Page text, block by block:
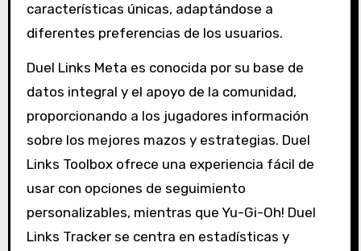
características únicas, adaptándose a
diferentes preferencias de los usuarios.
Duel Links Meta es conocida por su base de
datos integral y el apoyo de la comunidad,
proporcionando a los jugadores información
sobre los mejores mazos y estrategias. Duel
Links Toolbox ofrece una experiencia fácil de
usar con opciones de seguimiento
personalizables, mientras que Yu-Gi-Oh! Duel
Links Tracker se centra en estadísticas y